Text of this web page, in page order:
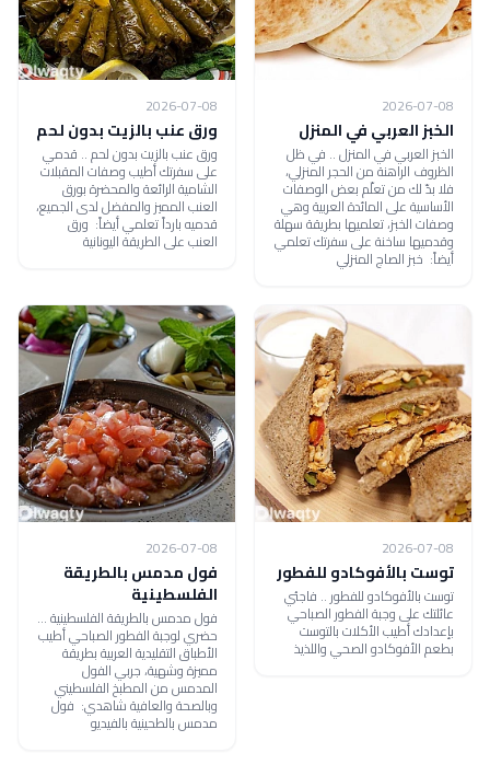
2026-07-08
الخبز العربي في المنزل
الخبز العربي في المنزل .. في ظل
الظروف الراهنة من الحجر المنزلي،
فلا بدّ لك من تعلّم بعض الوصفات
الأساسية على المائدة العربية وهي
وصفات الخبز، تعلميها بطريقة سهلة
وقدميها ساخنة على سفرتك تعلمي
أيضاً: خبز الصاج المنزلي
2026-07-08
ورق عنب بالزيت بدون لحم
ورق عنب بالزيت بدون لحم .. قدمي
على سفرتك أطيب وصفات المقبلات
الشامية الرائعة والمحضرة بورق
العنب المميز والمفضل لدى الجميع،
قدميه بارداً تعلمي أيضاً: ورق
العنب على الطريقة اليونانية
2026-07-08
توست بالأفوكادو للفطور
توست بالأفوكادو للفطور .. فاجئي
عائلتك على وجبة الفطور الصباحي
بإعدادك أطيب الأكلات بالتوست
بطعم الأفوكادو الصحي واللذيذ
2026-07-08
فول مدمس بالطريقة
الفلسطينية
فول مدمس بالطريقة الفلسطينية ...
حضري لوجبة الفطور الصباحي أطيب
الأطباق التقليدية العربية بطريقة
مميزة وشهية، جربي الفول
المدمس من المطبخ الفلسطيني
وبالصحة والعافية شاهدي: فول
مدمس بالطحينية بالفيديو